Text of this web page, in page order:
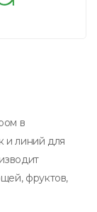
в
и линий для
фруктов,